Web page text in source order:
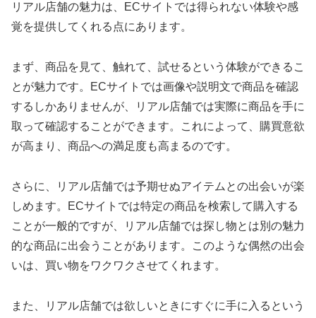
リアル店舗の魅力は、ECサイトでは得られない体験や感
覚を提供してくれる点にあります。
まず、商品を見て、触れて、試せるという体験ができるこ
とが魅力です。ECサイトでは画像や説明文で商品を確認
するしかありませんが、リアル店舗では実際に商品を手に
取って確認することができます。これによって、購買意欲
が高まり、商品への満足度も高まるのです。
さらに、リアル店舗では予期せぬアイテムとの出会いが楽
しめます。ECサイトでは特定の商品を検索して購入する
ことが一般的ですが、リアル店舗では探し物とは別の魅力
的な商品に出会うことがあります。このような偶然の出会
いは、買い物をワクワクさせてくれます。
また、リアル店舗では欲しいときにすぐに手に入るという